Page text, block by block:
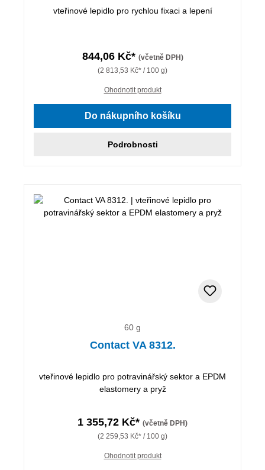
vteřinové lepidlo pro rychlou fixaci a lepení
844,06 Kč* (včetně DPH)
(2 813,53 Kč* / 100 g)
Ohodnotit produkt
Do nákupního košíku
Podrobnosti
60 g
Contact VA 8312.
vteřinové lepidlo pro potravinářský sektor a EPDM
elastomery a pryž
1 355,72 Kč* (včetně DPH)
(2 259,53 Kč* / 100 g)
Ohodnotit produkt